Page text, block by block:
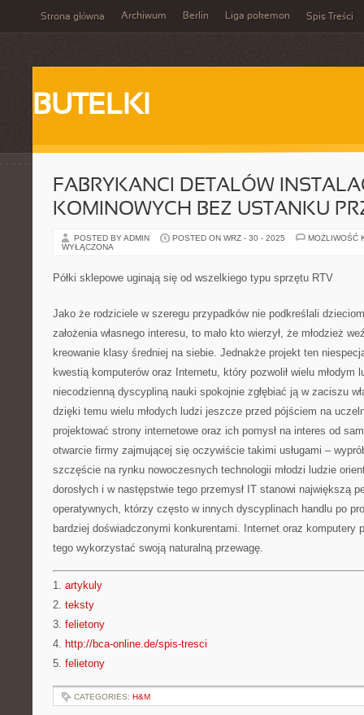
Strona główna Archiwum Berlin Liga pokemon Spis Treści
BUTELKI
FABRYKANCI DETALÓW
KOMINOWYCH BEZ USTANKU
POSTED BY ADMIN POSTED ON WRZ - 30 - 2025
MOŻLIWOŚĆ
WYŁĄCZONA
Półki sklepowe uginają się od wszelkiego typu sprzętu RTV
Jako że rodziciele w szeregu przypadków nie podkreślali
założenia własnego interesu, to mało kto wierzył, że młodzież
kreowanie klasy średniej na siebie. Jednakże projekt ten
kwestią komputerów oraz Internetu, który pozwolił wielu młodym
niecodzienną dyscypliną nauki spokojnie zgłębiać ją w zaciszu
dzięki temu wielu młodych ludzi jeszcze przed pójściem na
projektować strony internetowe oraz ich pomysł na interes od
otwarcie firmy zajmującej się oczywiście takimi usługami –
szczęście na rynku nowoczesnych technologii młodzi ludzie
dorosłych i w następstwie tego przemysł IT stanowi największą
operatywnych, którzy często w innych dyscyplinach handlu po
bardziej doświadczonymi konkurentami. Internet oraz komputery
tego wykorzystać swoją naturalną przewagę.
1. artykuly
2. teksty
3. felietony
4. http://bca-online.de/spis-tresci
5. felietony
CATEGORIES: H&M